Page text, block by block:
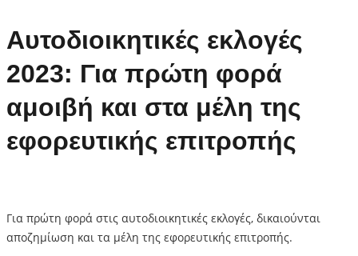
Αυτοδιοικητικές εκλογές
2023: Για πρώτη φορά
αμοιβή και στα μέλη της
εφορευτικής επιτροπής
Για πρώτη φορά στις αυτοδιοικητικές εκλογές, δικαιούνται
αποζημίωση και τα μέλη της εφορευτικής επιτροπής.